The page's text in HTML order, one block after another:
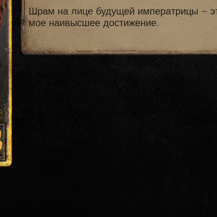
Шрам на лице будущей императрицы —
мое наивысшее достижение.